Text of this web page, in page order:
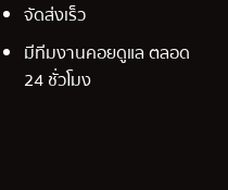
จัดส่งเร็ว
มีทีมงานคอยดูแล ตลอด
24 ชั่วโมง